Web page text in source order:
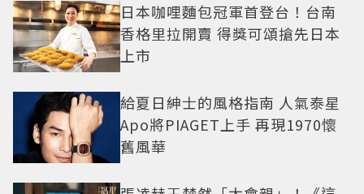
日本咖哩麵包冠軍首登台！台南
香格里拉開賣 得獎可頌搶先日本
上市
給夏日紳士的風格指南 人氣泰星
Apo將PIAGET上手 再現1970懷
舊風華